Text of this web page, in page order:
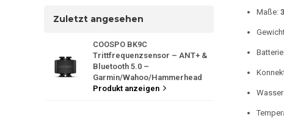
Zuletzt angesehen
COOSPO BK9C
Trittfrequenzsensor – ANT+ &
Bluetooth 5.0 –
Garmin/Wahoo/Hammerhead
Produkt anzeigen
Maße: